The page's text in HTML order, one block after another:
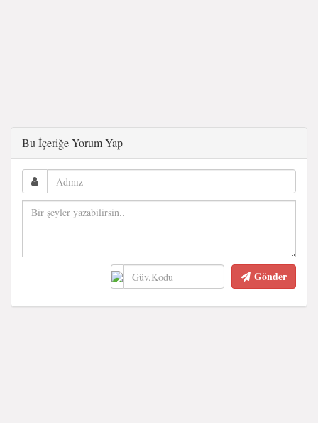
Bu İçeriğe Yorum Yap
Gönder